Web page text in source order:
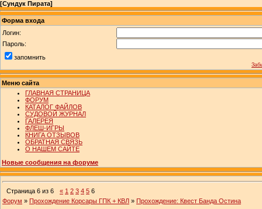
[Сундук Пирата]
Форма входа
Логин:
Пароль:
запомнить
Меню сайта
ГЛАВНАЯ СТРАНИЦА
ФОРУМ
КАТАЛОГ ФАЙЛОВ
СУДОВОЙ ЖУРНАЛ
ГАЛЕРЕЯ
ФЛЕШ-ИГРЫ
КНИГА ОТЗЫВОВ
ОБРАТНАЯ СВЯЗЬ
О НАШЕМ САЙТЕ
Новые сообщения на форуме
Страница 6 из 6 « 1 2 3 4 5 6
Форум » Прохождение Корсары ГПК + КВЛ » Прохождение: Квест Банда Остина